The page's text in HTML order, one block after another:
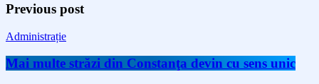
Previous post
Administrație
Mai multe străzi din Constanţa devin cu sens unic